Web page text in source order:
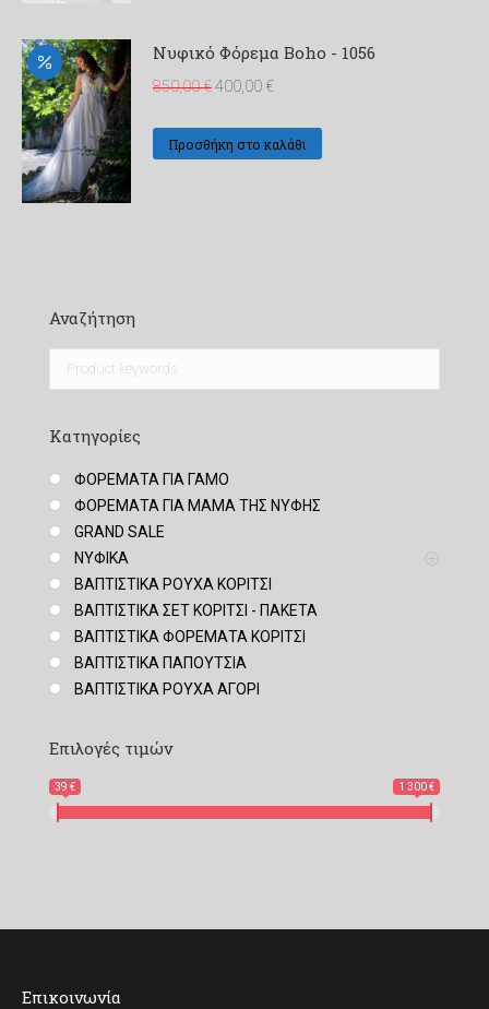
Νυφικό Φόρεμα Boho - 1056
850,00€Original
was:
400,00 €Η
τιμή
Προσθήκη στο καλάθι
Αναζήτηση
Κατηγορίες
ΦΟΡΕΜΑΤΑ ΓΙΑ ΓΑΜΟ
ΦΟΡΕΜΑΤΑ ΓΙΑ ΜΑΜΑ ΤΗΣ ΝΥΦΗΣ
GRAND SALE
ΝΥΦΙΚΑ
ΒΑΠΤΙΣΤΙΚΑ ΡΟΥΧΑ ΚΟΡΙΤΣΙ
ΒΑΠΤΙΣΤΙΚΑ ΣΕΤ ΚΟΡΙΤΣΙ - ΠΑΚΕΤΑ
ΒΑΠΤΙΣΤΙΚΑ ΦΟΡΕΜΑΤΑ ΚΟΡΙΤΣΙ
ΒΑΠΤΙΣΤΙΚΑ ΠΑΠΟΥΤΣΙΑ
ΒΑΠΤΙΣΤΙΚΑ ΡΟΥΧΑ ΑΓΟΡΙ
Επιλογές τιμών
39 € 1 300 €
Επικοινωνία